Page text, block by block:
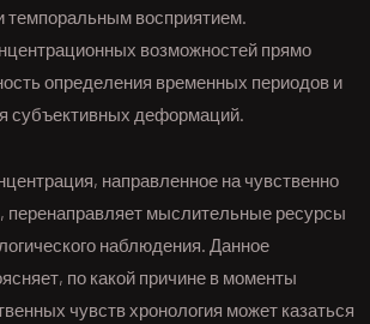
темпоральным восприятием.
возможностей прямо
определения временных периодов и
субъективных деформаций.
направленное на чувственно
перенаправляет мыслительные ресурсы
наблюдения. Данное
по какой причине в моменты
чувств хронология может казаться